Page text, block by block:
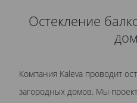
политикой обработки
Остекление
Компания Kaleva проводит
загородных домов. Мы